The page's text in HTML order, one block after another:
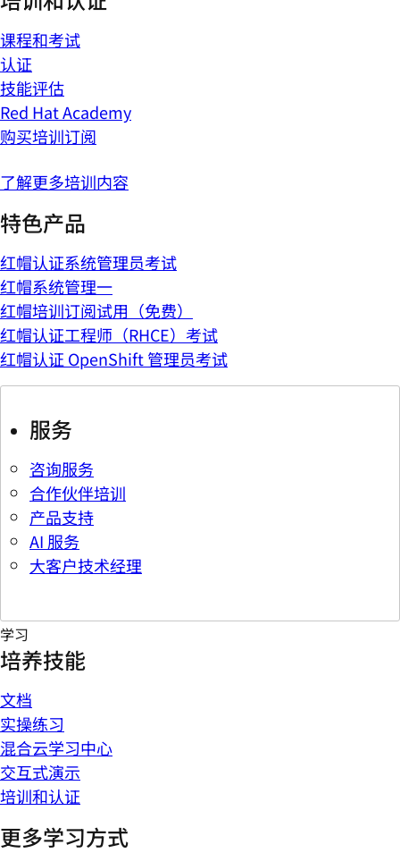
课程和考试
认证
技能评估
Red Hat Academy
购买培训订阅
了解更多培训内容
特色产品
红帽认证系统管理员考试
红帽系统管理一
红帽培训订阅试用（免费）
红帽认证工程师（RHCE）考试
红帽认证 OpenShift 管理员考试
服务
咨询服务
合作伙伴培训
产品支持
AI 服务
大客户技术经理
学习
培养技能
文档
实操练习
混合云学习中心
交互式演示
培训和认证
更多学习方式